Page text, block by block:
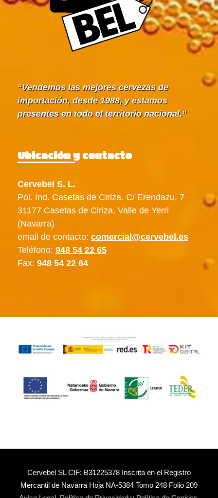
Vendemos las mejores cervezas de
importación, desde 1988, y estamos
presentes en todo el territorio nacional.
Ubicación y contacto
Cervebel S. L.
Pol. Ind. Casetas de Ciriza. C/ Erendazu, 7
31177 Casetas de Ciriza, Valle de Yerri
(Navarra)
email de contacto: comercial@cervebel.es
Teléfono: 948 54 22 65
Fax: 948 54 22 64
Cervebel SL CIF: B31225378 Inscrita en el Registro
Mercantil de Navarra Hoja NA-5384 Tomo 248 Folio 209